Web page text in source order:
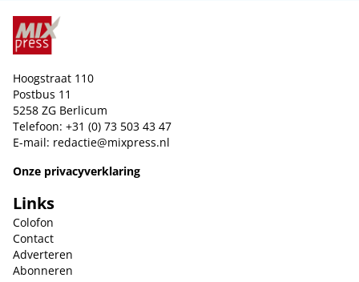
Hoogstraat 110
Postbus 11
5258 ZG Berlicum
Telefoon: +31 (0) 73 503 43 47
E-mail: redactie@mixpress.nl
Onze privacyverklaring
Links
Colofon
Contact
Adverteren
Abonneren